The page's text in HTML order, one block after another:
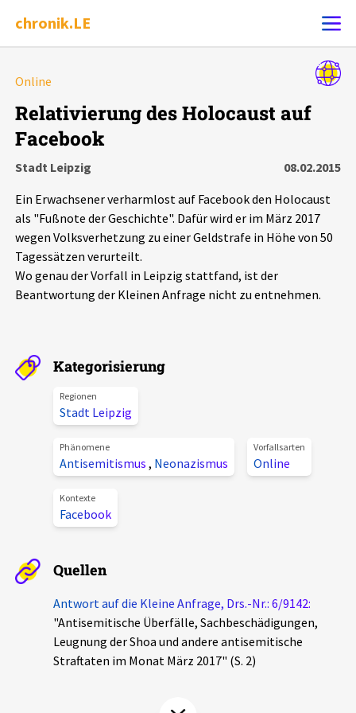
chronik.LE
Chronik
Leipziger Zustände
Schlaglichter
Aktuelles
Alle Beiträge
Veranstaltungen
Pressemitteilungen
Podcasts
Über uns
Projektbeschreibung
Kontakt
Unterstützer_innen
Spenden
Online
Relativierung des Holocaust auf
Facebook
Stadt Leipzig
08.02.2015
Ein Erwachsener verharmlost auf Facebook den Holocaust
als "Fußnote der Geschichte". Dafür wird er im März 2017
wegen Volksverhetzung zu einer Geldstrafe in Höhe von 50
Tagessätzen verurteilt.
Wo genau der Vorfall in Leipzig stattfand, ist der
Beantwortung der Kleinen Anfrage nicht zu entnehmen.
Kategorisierung
Regionen
Stadt Leipzig
Phänomene
Antisemitismus , Neonazismus
Vorfallsarten
Online
Kontexte
Facebook
Quellen
Antwort auf die Kleine Anfrage, Drs.-Nr.: 6/9142:
"Antisemitische Überfälle, Sachbeschädigungen,
Leugnung der Shoa und andere antisemitische
Straftaten im Monat März 2017" (S. 2)
Alle Ereignisse
7502Ereignisse
Ereignisse